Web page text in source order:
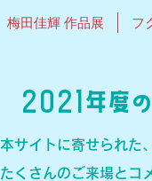
梅田佳輝 作品展 フ
2021年度
本サイトに寄せられた
たくさんのご来場とコ